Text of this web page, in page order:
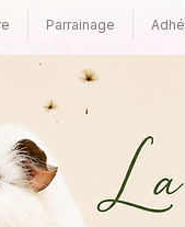
Parrainage